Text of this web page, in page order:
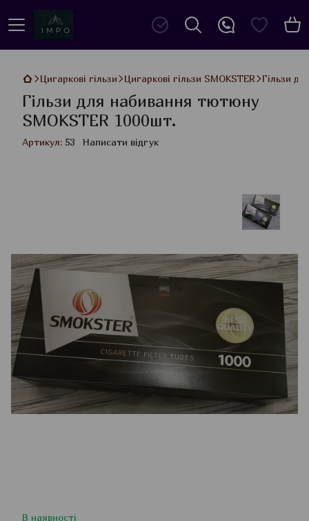
Цигаркові гільзи Цигаркові гільзи SMOKSTER Гільзи
Гільзи для набивання тютюну
SMOKSTER 1000шт.
Артикул: 53 Написати відгук
В наявності